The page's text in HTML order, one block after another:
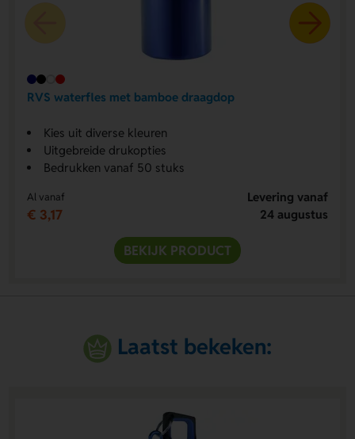
RVS waterfles met bamboe draagdop
Kies uit diverse kleuren
Uitgebreide drukopties
Bedrukken vanaf 50 stuks
Al vanaf
€ 3,17
Levering vanaf
24 augustus
BEKIJK PRODUCT
Laatst bekeken: